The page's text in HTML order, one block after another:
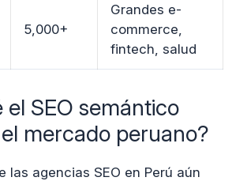
5,000+
Grandes e-
commerce,
fintech, salud
el SEO semántico
mercado peruano?
las agencias SEO en Perú aún